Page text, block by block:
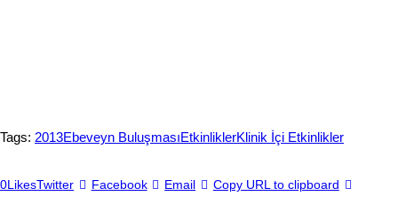
Tags: 2013Ebeveyn BuluşmasıEtkinliklerKlinik İçi Etkinlikler
0LikesTwitter Facebook Email Copy URL to clipboard